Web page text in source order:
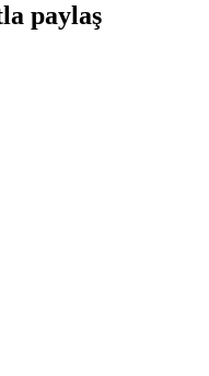
paylaş